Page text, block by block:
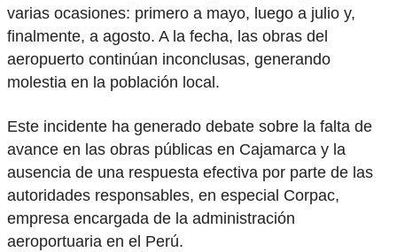
varias ocasiones: primero a mayo, luego a julio y,
finalmente, a agosto. A la fecha, las obras del
aeropuerto continúan inconclusas, generando
molestia en la población local.
Este incidente ha generado debate sobre la falta de
avance en las obras públicas en Cajamarca y la
ausencia de una respuesta efectiva por parte de las
autoridades responsables, en especial Corpac,
empresa encargada de la administración
aeroportuaria en el Perú.